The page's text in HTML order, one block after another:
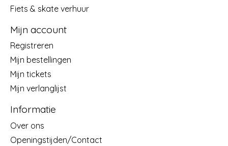
Fiets & skate verhuur
Mijn account
Registreren
Mijn bestellingen
Mijn tickets
Mijn verlanglijst
Informatie
Over ons
Openingstijden/Contact